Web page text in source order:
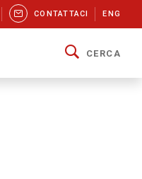
CONTATTACI ENG
CERCA